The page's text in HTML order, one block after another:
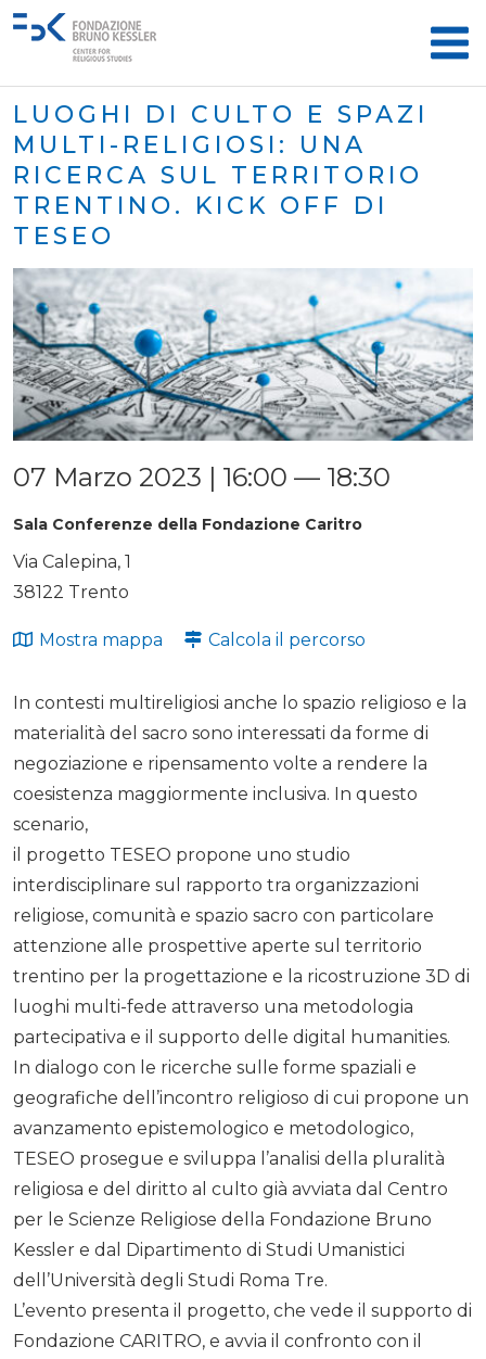
LUOGHI DI CULTO E SPAZI
MULTI-RELIGIOSI: UNA
RICERCA SUL TERRITORIO
TRENTINO. KICK OFF DI
TESEO
07 Marzo 2023 | 16:00 — 18:30
Sala Conferenze della Fondazione Caritro
Via Calepina, 1
38122 Trento
Mostra mappa Calcola il percorso
In contesti multireligiosi anche lo spazio religioso e la
materialità del sacro sono interessati da forme di
negoziazione e ripensamento volte a rendere la
coesistenza maggiormente inclusiva. In questo
scenario,
il progetto TESEO propone uno studio
interdisciplinare sul rapporto tra organizzazioni
religiose, comunità e spazio sacro con particolare
attenzione alle prospettive aperte sul territorio
trentino per la progettazione e la ricostruzione 3D di
luoghi multi-fede attraverso una metodologia
partecipativa e il supporto delle digital humanities.
In dialogo con le ricerche sulle forme spaziali e
geografiche dell’incontro religioso di cui propone un
avanzamento epistemologico e metodologico,
TESEO prosegue e sviluppa l’analisi della pluralità
religiosa e del diritto al culto già avviata dal Centro
per le Scienze Religiose della Fondazione Bruno
Kessler e dal Dipartimento di Studi Umanistici
dell’Università degli Studi Roma Tre.
L’evento presenta il progetto, che vede il supporto di
Fondazione CARITRO, e avvia il confronto con il